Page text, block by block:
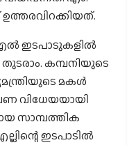
ഇടപാടുകളിൽ
കമ്പനിയുടെ
മകൾ
വിധേയയായി
സാമ്പത്തിക
ഇടപാടിൽ